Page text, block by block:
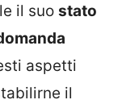
il suo stato
aspetti
il